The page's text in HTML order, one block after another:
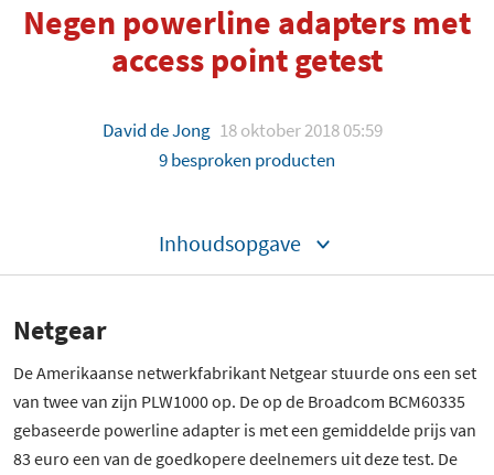
Negen powerline adapters met
access point getest
David de Jong 18 oktober 2018 05:59
9 besproken producten
Inhoudsopgave
Netgear
De Amerikaanse netwerkfabrikant Netgear stuurde ons een set
van twee van zijn PLW1000 op. De op de Broadcom BCM60335
gebaseerde powerline adapter is met een gemiddelde prijs van
83 euro een van de goedkopere deelnemers uit deze test. De